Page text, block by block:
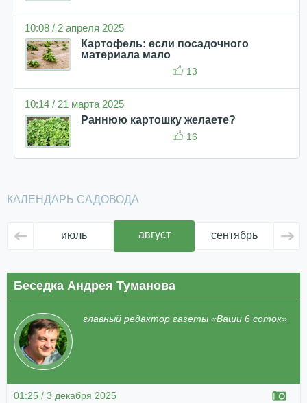
10:08 / 2 апреля 2025
Картофель: если посадочного
материала мало
13
10:14 / 21 марта 2025
Раннюю картошку желаете?
16
КАЛЕНДАРЬ САДОВОДА
июль август сентябрь
Беседка Андрея Туманова
главный редактор газеты «Ваши 6 соток»
01:25 / 3 декабря 2025